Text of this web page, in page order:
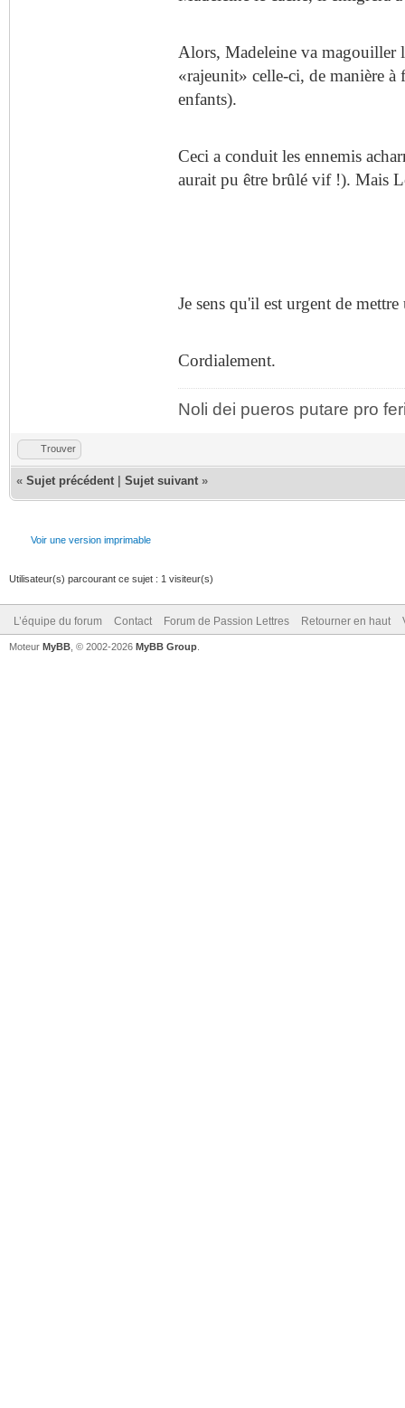
Alors, Madeleine va magouiller
«rajeunit» celle-ci, de manière à
enfants).
Ceci a conduit les ennemis
aurait pu être brûlé vif !). Mais
Je sens qu'il est urgent de
Cordialement.
Noli dei pueros putare pro
Trouver
« Sujet précédent Sujet suivant »
Voir une version imprimable
Utilisateur(s) parcourant ce sujet : 1 visiteur(s)
L’équipe du forum Contact Forum de Passion Lettres Retourner en haut
Moteur MyBB , © 2002-2026 MyBB Group